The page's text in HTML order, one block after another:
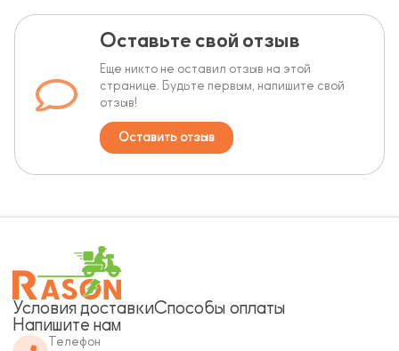
Оставьте свой отзыв
Еще никто не оставил отзыв на этой
странице. Будьте первым, напишите свой
отзыв!
Оставить отзыв
Условия доставкиСпособы оплаты
Напишите нам
Телефон